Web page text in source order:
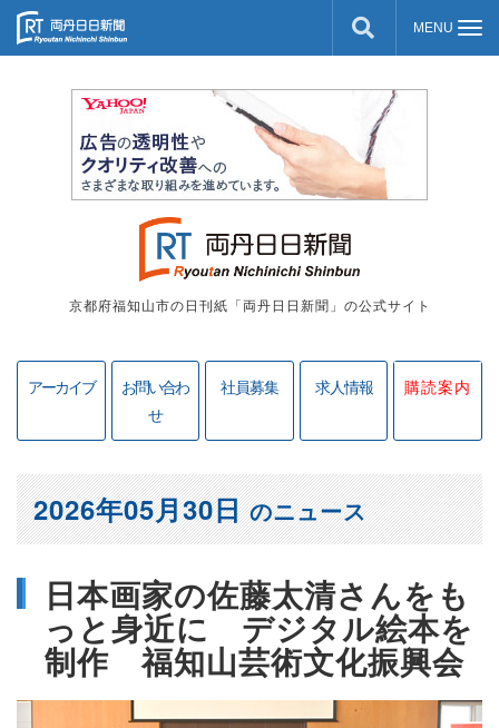
京都府福知山市の日刊紙「両丹日日新聞」の公式サイト
アーカイブ
お問い合わ
せ
社員募集 求人情報 購読案内
日本画家の佐藤太清さんをも
っと身近に デジタル絵本を
制作 福知山芸術文化振興会
2026年05月30日のニュース